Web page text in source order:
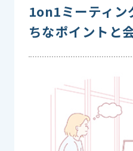
1on1ミーティン
ちなポイントと